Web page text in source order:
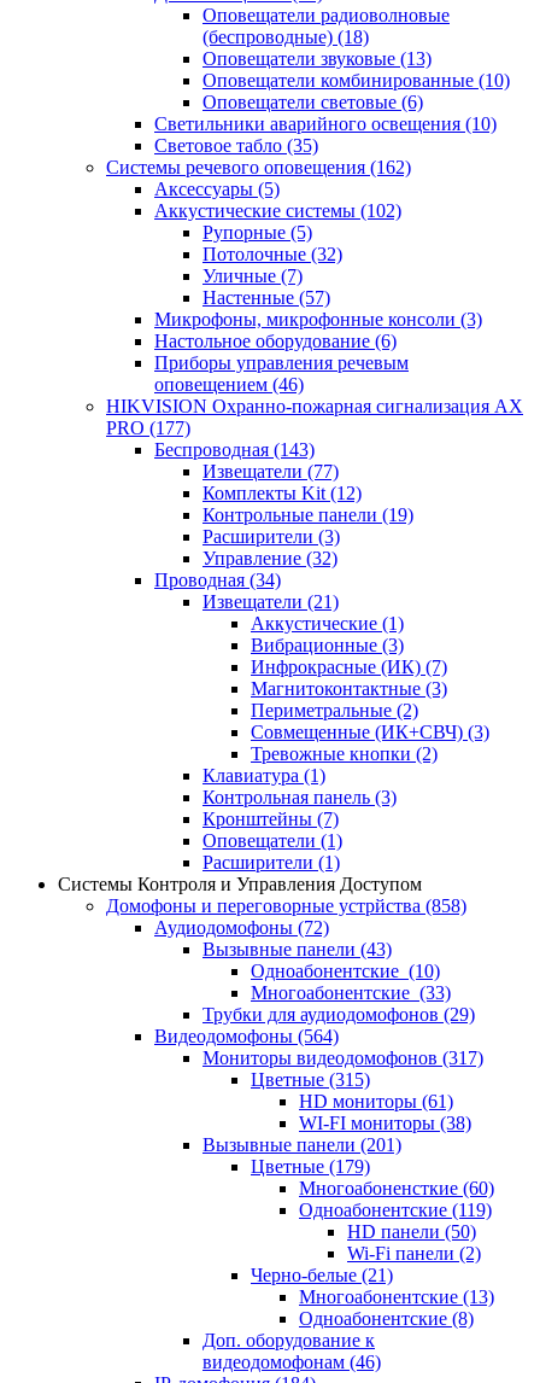
Оповещатели радиоволновые
(беспроводные) (18)
Оповещатели звуковые (13)
Оповещатели комбинированные (10)
Оповещатели световые (6)
Светильники аварийного освещения (10)
Световое табло (35)
Системы речевого оповещения (162)
Аксессуары (5)
Аккустические системы (102)
Рупорные (5)
Потолочные (32)
Уличные (7)
Настенные (57)
Микрофоны, микрофонные консоли (3)
Настольное оборудование (6)
Приборы управления речевым
оповещением (46)
HIKVISION Охранно-пожарная сигнализация AX
PRO (177)
Беспроводная (143)
Извещатели (77)
Комплекты Kit (12)
Контрольные панели (19)
Расширители (3)
Управление (32)
Проводная (34)
Извещатели (21)
Аккустические (1)
Вибрационные (3)
Инфрокрасные (ИК) (7)
Магнитоконтактные (3)
Периметральные (2)
Совмещенные (ИК+СВЧ) (3)
Тревожные кнопки (2)
Клавиатура (1)
Контрольная панель (3)
Кронштейны (7)
Оповещатели (1)
Расширители (1)
Системы Контроля и Управления Доступом
Домофоны и переговорные устрйства (858)
Аудиодомофоны (72)
Вызывные панели (43)
Одноабонентские (10)
Многоабонентские (33)
Трубки для аудиодомофонов (29)
Видеодомофоны (564)
Мониторы видеодомофонов (317)
Цветные (315)
HD мониторы (61)
WI-FI мониторы (38)
Вызывные панели (201)
Цветные (179)
Многоабоненсткие (60)
Одноабонентские (119)
HD панели (50)
Wi-Fi панели (2)
Черно-белые (21)
Многоабонентские (13)
Одноабонентские (8)
Доп. оборудование к
видеодомофонам (46)